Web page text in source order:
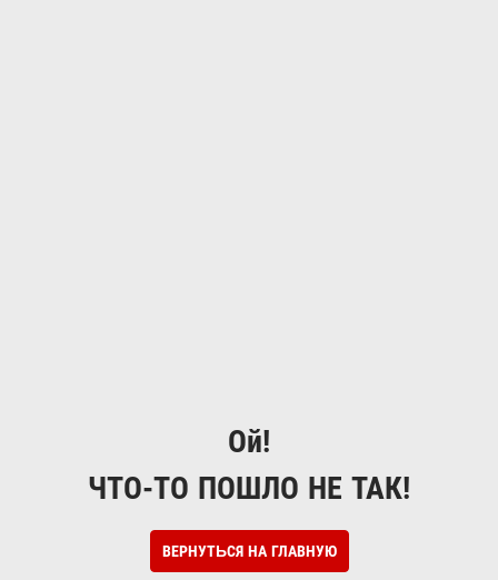
Ой!
ЧТО-ТО ПОШЛО НЕ ТАК!
ВЕРНУТЬСЯ НА ГЛАВНУЮ